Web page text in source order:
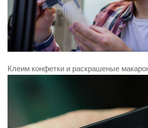
Клеим конфетки и раскрашеные